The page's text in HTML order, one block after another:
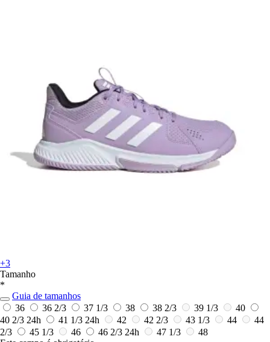
+3
Tamanho
*
Guia de tamanhos
36
36 2/3 37 1/3 38 38 2/3 39 1/3
40
40 2/3 24h 41 1/3 24h 42 42 2/3 43 1/3 44
44
2/3
45 1/3 46 46 2/3 24h 47 1/3
48